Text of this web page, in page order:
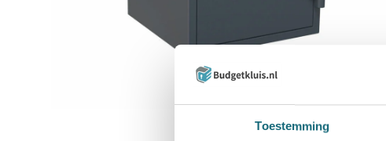
Toestemming